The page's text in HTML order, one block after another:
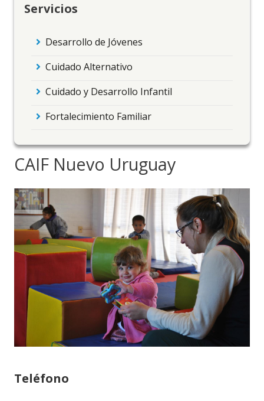
CAIF Nuevo Uruguay
Teléfono
Servicios
Desarrollo de Jóvenes
Cuidado Alternativo
Cuidado y Desarrollo Infantil
Fortalecimiento Familiar